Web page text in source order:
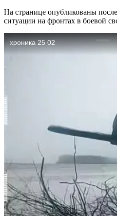
На странице опубликованы
ситуации на фронтах в боевой